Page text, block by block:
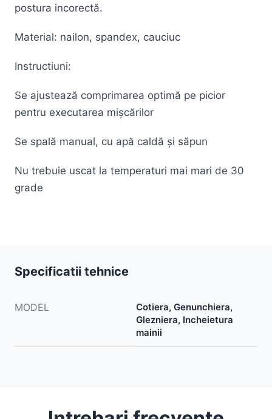
postura incorectă.
Material: nailon, spandex, cauciuc
Instructiuni:
Se ajustează comprimarea optimă pe picior
pentru executarea mișcărilor
Se spală manual, cu apă caldă și săpun
Nu trebuie uscat la temperaturi mai mari de 30
grade
Specificatii tehnice
MODEL
Cotiera, Genunchiera,
Glezniera, Incheietura
mainii